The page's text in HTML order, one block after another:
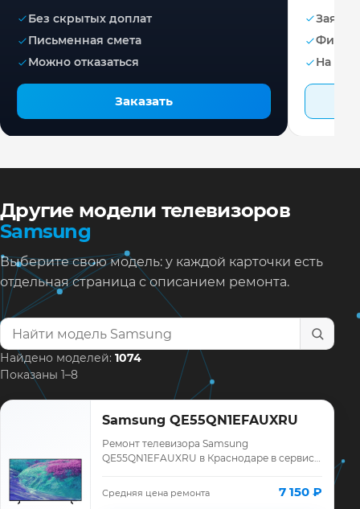
Без скрытых доплат
Письменная смета
Можно отказаться
Заказать
Заявка
На
Другие модели телевизоров
Samsung
Выберите свою модель: у каждой карточки есть
отдельная страница с описанием ремонта.
Найти модель телевизора
Найдено моделей: 1074
Показаны 1–8
Samsung QE55QN1EFAUXRU
Ремонт телевизора Samsung
QE55QN1EFAUXRU в Краснодаре в сервисе
Samsung, смета до ремонта, запчасти и
гарантия до 12 меся…
Средняя цена ремонта 7 150 ₽